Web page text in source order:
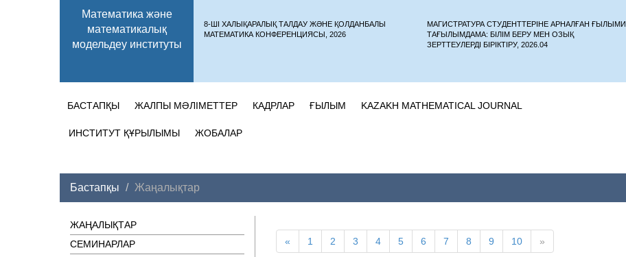
Математика және
математикалық
модельдеу институты
8-ШІ ХАЛЫҚАРАЛЫҚ ТАЛДАУ ЖӘНЕ ҚОЛДАНБАЛЫ
МАТЕМАТИКА КОНФЕРЕНЦИЯСЫ, 2026
МАГИСТРАТУРА СТУДЕНТТЕРІНЕ АРНАЛҒАН ҒЫЛЫМИ
ТАҒЫЛЫМДАМА: БІЛІМ БЕРУ МЕН ОЗЫҚ
ЗЕРТТЕУЛЕРДІ БІРІКТІРУ, 2026.04
БАСТАПҚЫ ЖАЛПЫ МӘЛІМЕТТЕР КАДРЛАР ҒЫЛЫМ KAZAKH MATHEMATICAL JOURNAL
ИНСТИТУТ ҚҰРЫЛЫМЫ ЖОБАЛАР
Бастапқы Жаңалықтар
ЖАҢАЛЫҚТАР
СЕМИНАРЛАР
« 1 2 3 4 5 6 7 8 9 10 »